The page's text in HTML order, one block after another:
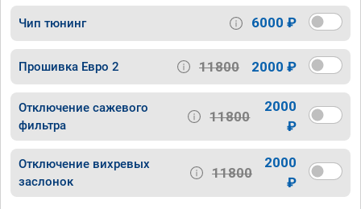
Чип тюнинг 6000 ₽
Прошивка Евро 2 11800 2000 ₽
Отключение сажевого
фильтра
11800
2000
₽
Отключение вихревых
заслонок
11800
2000
₽